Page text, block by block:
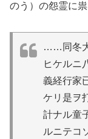
のう）の怨霊に
……同冬
ヒケルニ
義経行家
ケリ是ヲ
計ナル童
ルニテコ